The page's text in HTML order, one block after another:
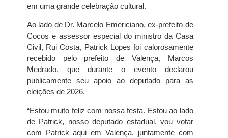
em uma grande celebração cultural.
Ao lado de Dr. Marcelo Emericiano, ex-prefeito de
Cocos e assessor especial do ministro da Casa
Civil, Rui Costa, Patrick Lopes foi calorosamente
recebido pelo prefeito de Valença, Marcos
Medrado, que durante o evento declarou
publicamente seu apoio ao deputado para as
eleições de 2026.
“Estou muito feliz com nossa festa. Estou ao lado
de Patrick, nosso deputado estadual, vou votar
com Patrick aqui em Valença, juntamente com